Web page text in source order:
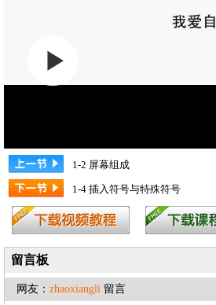
1-2 屏幕组成
1-4 插入符号与特殊符号
留言板
网友： zhaoxiangli 留言